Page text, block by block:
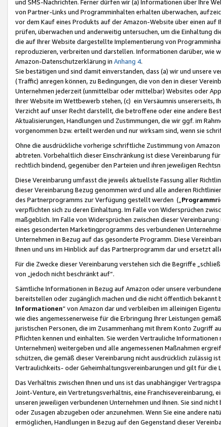
und SMS-Nachrichten. Ferner dürfen wir (a) Informationen über Ihre
von Partner-Links und Programminhalten erhalten überwachen,
vor dem Kauf eines Produkts auf der Amazon-Website über einen
prüfen, überwachen und anderweitig untersuchen, um die Einhaltung
die auf Ihrer Website dargestellte Implementierung von
reproduzieren, verbreiten und darstellen. Informationen darüber, wie
Amazon-Datenschutzerklärung in Anhang 4.
Sie bestätigen und sind damit einverstanden, dass (a) wir und
(Traffic) anregen können, zu Bedingungen, die von den in dieser
Unternehmen jederzeit (unmittelbar oder mittelbar) Websites oder
Ihrer Website im Wettbewerb stehen, (c) ein Versäumnis unsererseits,
Verzicht auf unser Recht darstellt, die betroffene oder eine andere
Aktualisierungen, Handlungen und Zustimmungen, die wir ggf. im
vorgenommen bzw. erteilt werden und nur wirksam sind, wenn sie
Ohne die ausdrückliche vorherige schriftliche Zustimmung von
abtreten. Vorbehaltlich dieser Einschränkung ist diese Vereinbarung
rechtlich bindend, gegenüber den Parteien und ihren jeweiligen
Diese Vereinbarung umfasst die jeweils aktuellste Fassung aller
dieser Vereinbarung Bezug genommen wird und alle anderen
des Partnerprogramms zur Verfügung gestellt werden („
verpflichten sich zu deren Einhaltung. Im Falle von Widersprüchen
maßgeblich. Im Falle von Widersprüchen zwischen dieser
eines gesonderten Marketingprogramms des verbundenen
Unternehmen in Bezug auf das gesonderte Programm. Diese
Ihnen und uns im Hinblick auf das Partnerprogramm dar und ersetzt
Für die Zwecke dieser Vereinbarung verstehen sich die Begriffe
von „jedoch nicht beschränkt auf“.
Sämtliche Informationen in Bezug auf Amazon oder unsere
bereitstellen oder zugänglich machen und die nicht öffentlich
Informationen“ von Amazon dar und verbleiben im alleinigen
wie dies angemessenerweise für die Erbringung Ihrer Leistungen
juristischen Personen, die im Zusammenhang mit Ihrem Konto
Pflichten kennen und einhalten. Sie werden Vertrauliche
Unternehmen) weitergeben und alle angemessenen Maßnahmen
schützen, die gemäß dieser Vereinbarung nicht ausdrücklich zulässig
Vertraulichkeits- oder Geheimhaltungsvereinbarungen und gilt für die
Das Verhältnis zwischen Ihnen und uns ist das unabhängiger
Joint-Venture, ein Vertretungsverhältnis, eine Franchisevereinbarung,
unseren jeweiligen verbundenen Unternehmen und Ihnen. Sie sind
oder Zusagen abzugeben oder anzunehmen. Wenn Sie eine andere
ermöglichen, Handlungen in Bezug auf den Gegenstand dieser